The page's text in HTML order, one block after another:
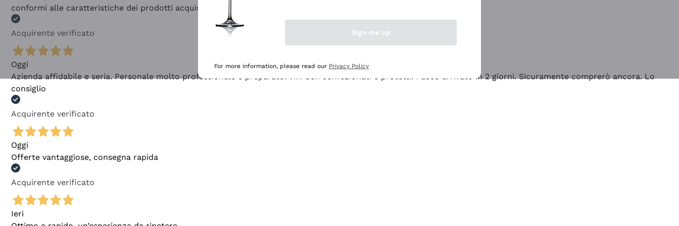
conformi alle caratteristiche dei prodotti acquistati
Acquirente verificato
Oggi
Azienda affidabile e seria. Personale molto professionale e preparato. Vini ben confezionati e protetti. Pacco arrivato in 2 giorni. Sicuramente comprerò ancora. Lo
consiglio
Acquirente verificato
Oggi
Offerte vantaggiose, consegna rapida
Acquirente verificato
Ieri
Sign me up
For more information, please read our Privacy Policy